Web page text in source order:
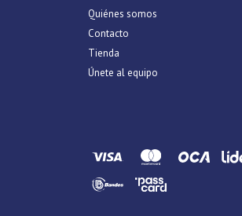
Quiénes somos
Contacto
Tienda
Únete al equipo